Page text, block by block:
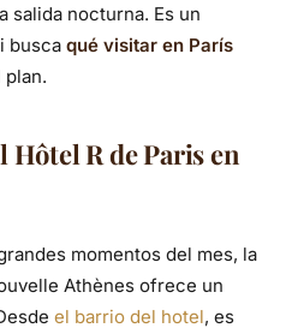
salida nocturna. Es un
busca qué visitar en París
Hôtel R de Paris en
momentos del mes, la
Athènes ofrece un
el barrio del hotel, es